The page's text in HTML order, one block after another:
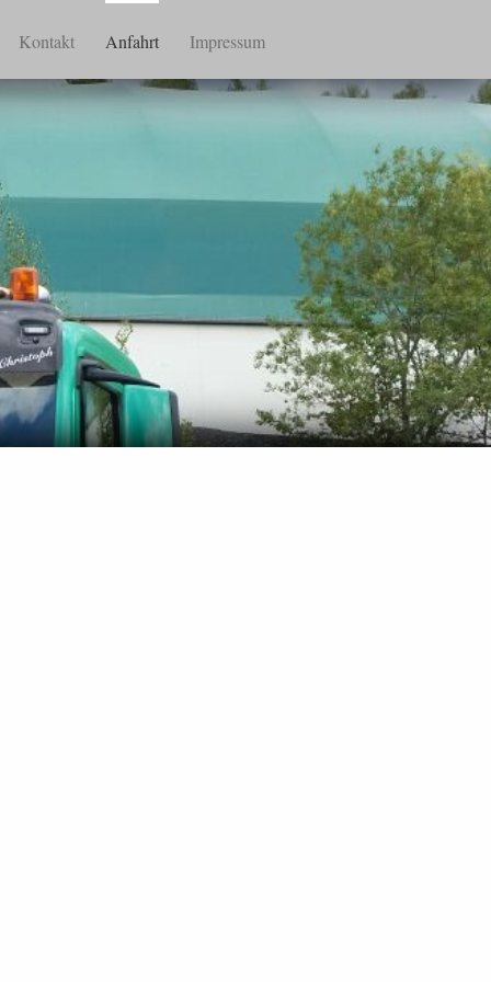
Kontakt Anfahrt Impressum